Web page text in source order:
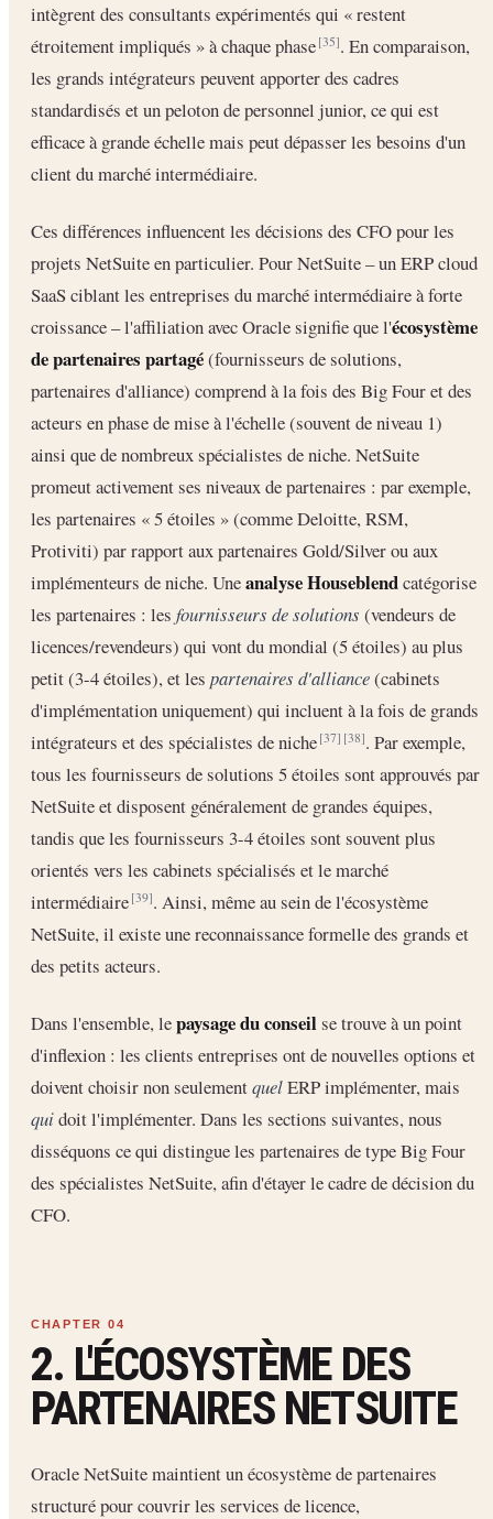
intègrent des consultants expérimentés qui « restent
étroitement impliqués » à chaque phase[35]. En comparaison,
les grands intégrateurs peuvent apporter des cadres
standardisés et un peloton de personnel junior, ce qui est
efficace à grande échelle mais peut dépasser les besoins d'un
client du marché intermédiaire.
Ces différences influencent les décisions des CFO pour les
projets NetSuite en particulier. Pour NetSuite – un ERP cloud
SaaS ciblant les entreprises du marché intermédiaire à forte
croissance – l'affiliation avec Oracle signifie que l'écosystème
de partenaires partagé(fournisseurs de solutions,
partenaires d'alliance) comprend à la fois des Big Four et des
acteurs en phase de mise à l'échelle (souvent de niveau 1)
ainsi que de nombreux spécialistes de niche. NetSuite
promeut activement ses niveaux de partenaires : par exemple,
les partenaires « 5 étoiles » (comme Deloitte, RSM,
Protiviti) par rapport aux partenaires Gold/Silver ou aux
implémenteurs de niche. Uneanalyse Houseblendcatégorise
les partenaires : les fournisseurs de solutions (vendeurs de
licences/revendeurs) qui vont du mondial (5 étoiles) au plus
petit (3-4 étoiles), et les partenaires d'alliance(cabinets
d'implémentation uniquement) qui incluent à la fois de grands
intégrateurs et des spécialistes de niche[37] [38]. Par exemple,
tous les fournisseurs de solutions 5 étoiles sont approuvés par
NetSuite et disposent généralement de grandes équipes,
tandis que les fournisseurs 3-4 étoiles sont souvent plus
orientés vers les cabinets spécialisés et le marché
intermédiaire[39]. Ainsi, même au sein de l'écosystème
NetSuite, il existe une reconnaissance formelle des grands et
des petits acteurs.
Dans l'ensemble, lepaysage du conseilse trouve à un point
d'inflexion : les clients entreprises ont de nouvelles options et
doivent choisir non seulementquelERP implémenter, mais
quidoit l'implémenter. Dans les sections suivantes, nous
disséquons ce qui distingue les partenaires de type Big Four
des spécialistes NetSuite, afin d'étayer le cadre de décision du
CFO.
2. L'ÉCOSYSTÈME DES
PARTENAIRES NETSUITE
Oracle NetSuite maintient un écosystème de partenaires
structuré pour couvrir les services de licence,